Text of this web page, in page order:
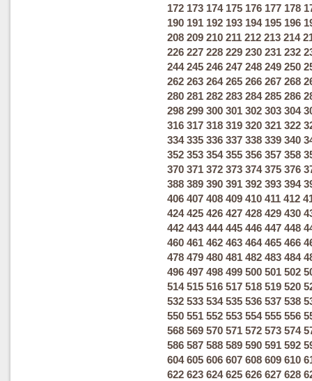
172 173 174 175 176 177 178
190 191 192 193 194 195 196
208 209 210 211 212 213 214
226 227 228 229 230 231 232
244 245 246 247 248 249 250
262 263 264 265 266 267 268
280 281 282 283 284 285 286
298 299 300 301 302 303 304
316 317 318 319 320 321 322
334 335 336 337 338 339 340
352 353 354 355 356 357 358
370 371 372 373 374 375 376
388 389 390 391 392 393 394
406 407 408 409 410 411 412
424 425 426 427 428 429 430
442 443 444 445 446 447 448
460 461 462 463 464 465 466
478 479 480 481 482 483 484
496 497 498 499 500 501 502
514 515 516 517 518 519 520
532 533 534 535 536 537 538
550 551 552 553 554 555 556
568 569 570 571 572 573 574
586 587 588 589 590 591 592
604 605 606 607 608 609 610
622 623 624 625 626 627 628